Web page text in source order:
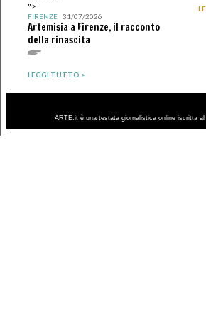
">
FIRENZE| 31/07/2026
Artemisia a Firenze, il racconto
della rinascita
LEGGI TUTTO >
ARTE.it è una testata giornalistica online iscritta